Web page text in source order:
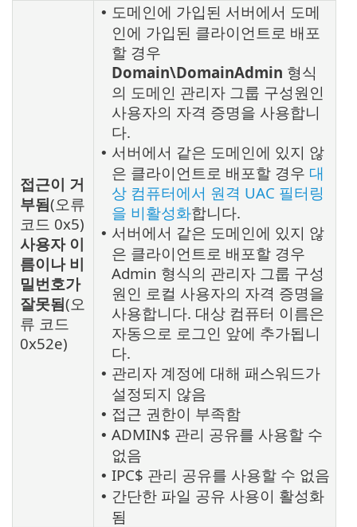
접근이 거
부됨(오류
코드 0x5)
사용자 이
름이나 비
밀번호가
잘못됨(오
류 코드
0x52e)
• 도메인에 가입된 서버에서 도메
인에 가입된 클라이언트로 배포
할 경우
Domain\DomainAdmin 형식
의 도메인 관리자 그룹 구성원인
사용자의 자격 증명을 사용합니
다.
• 서버에서 같은 도메인에 있지 않
은 클라이언트로 배포할 경우 대
상 컴퓨터에서 원격 UAC 필터링
을 비활성화합니다.
• 서버에서 같은 도메인에 있지 않
은 클라이언트로 배포할 경우
Admin 형식의 관리자 그룹 구성
원인 로컬 사용자의 자격 증명을
사용합니다. 대상 컴퓨터 이름은
자동으로 로그인 앞에 추가됩니
다.
• 관리자 계정에 대해 패스워드가
설정되지 않음
• 접근 권한이 부족함
• ADMIN$ 관리 공유를 사용할 수
없음
• IPC$ 관리 공유를 사용할 수 없음
• 간단한 파일 공유 사용이 활성화
됨